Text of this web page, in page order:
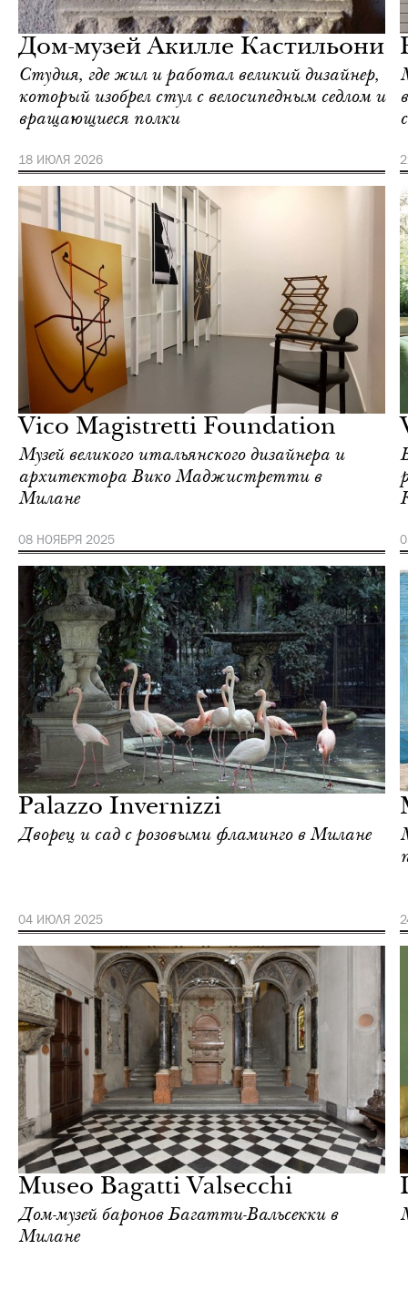
Дом-музей Акилле Кастильони
Студия, где жил и работал великий дизайнер,
который изобрел стул с велосипедным седлом и
вращающиеся полки
18 ИЮЛЯ 2026
Vico Magistretti Foundation
Музей великого итальянского дизайнера и
архитектора Вико Маджистретти в
Милане
08 НОЯБРЯ 2025
Palazzo Invernizzi
Дворец и сад с розовыми фламинго в Милане
04 ИЮЛЯ 2025
Museo Bagatti Valsecchi
Дом-музей баронов Багатти-Вальсекки в
Милане